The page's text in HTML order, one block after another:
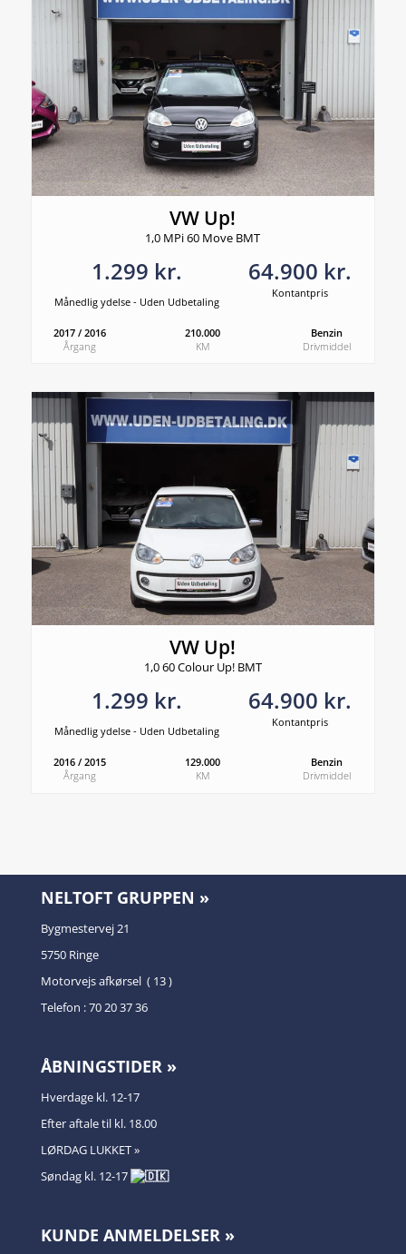
VW Up!
1,0 MPi 60 Move BMT
1.299 kr.
Månedlig ydelse - Uden Udbetaling
64.900 kr.
Kontantpris
2017 / 2016
Årgang
210.000
KM
Benzin
Drivmiddel
VW Up!
1,0 60 Colour Up! BMT
1.299 kr.
Månedlig ydelse - Uden Udbetaling
64.900 kr.
Kontantpris
2016 / 2015
Årgang
129.000
KM
Benzin
Drivmiddel
NELTOFT GRUPPEN »
Bygmestervej 21
5750 Ringe
Motorvejs afkørsel ( 13 )
Telefon : 70 20 37 36
ÅBNINGSTIDER »
Hverdage kl. 12-17
Efter aftale til kl. 18.00
LØRDAG LUKKET »
Søndag kl. 12-17
KUNDE ANMELDELSER »